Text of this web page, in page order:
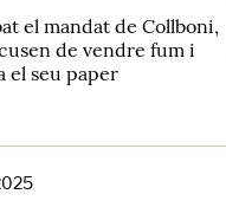
el mandat de Collboni,
de vendre fum i
el seu paper